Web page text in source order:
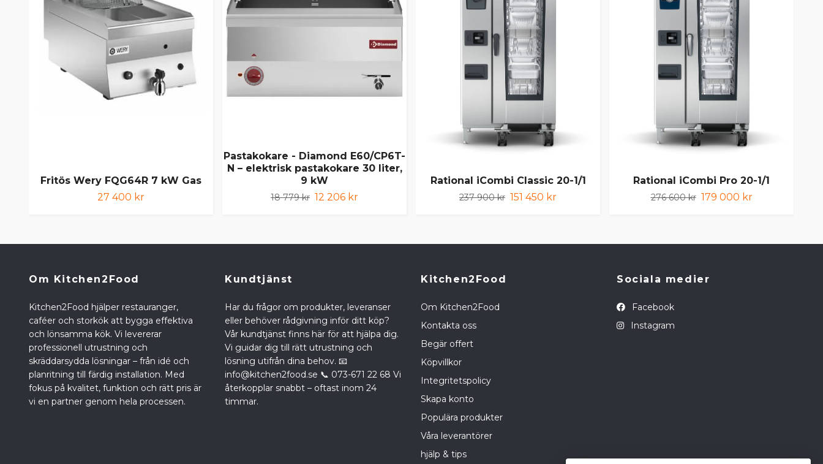
Fritös Wery FQG64R 7 kW Gas
27 400 kr
Pastakokare - Diamond E60/CP6T-
N – elektrisk pastakokare 30 liter,
9 kW
18 779 kr 12 206 kr
Rational iCombi Classic 20-1/1
237 900 kr 151 450 kr
Rational iCombi Pro 20-1/1
276 600 kr 179 000 kr
Om Kitchen2Food
Kitchen2Food hjälper restauranger,
caféer och storkök att bygga effektiva
och lönsamma kök. Vi levererar
professionell utrustning och
skräddarsydda lösningar – från idé och
planritning till färdig installation. Med
fokus på kvalitet, funktion och rätt pris är
vi en partner genom hela processen.
Kundtjänst
Har du frågor om produkter, leveranser
eller behöver rådgivning inför ditt köp?
Vår kundtjänst finns här för att hjälpa dig.
Vi guidar dig till rätt utrustning och
lösning utifrån dina behov. 📧
info@kitchen2food.se 📞 073-671 22 68 Vi
återkopplar snabbt – oftast inom 24
timmar.
Kitchen2Food
Om Kitchen2Food
Kontakta oss
Begär offert
Köpvillkor
Integritetspolicy
Skapa konto
Populära produkter
Våra leverantörer
hjälp & tips
Sociala medier
Facebook
Instagram